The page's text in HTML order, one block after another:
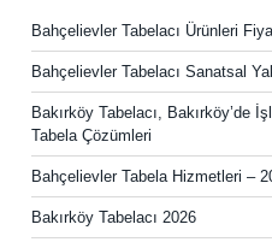
Bahçelievler Tabelacı Ürünleri
Bahçelievler Tabelacı Sanatsal
Bakırköy Tabelacı, Bakırköy’de
Tabela Çözümleri
Bahçelievler Tabela Hizmetleri –
Bakırköy Tabelacı 2026